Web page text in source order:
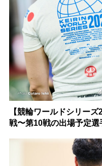
【競輪ワールドシリー
戦〜第10戦の出場予定選